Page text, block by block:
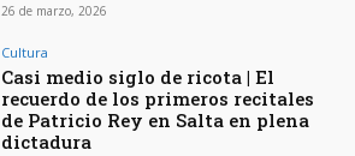
26 de marzo, 2026
Cultura
Casi medio siglo de ricota | El
recuerdo de los primeros recitales
de Patricio Rey en Salta en plena
dictadura